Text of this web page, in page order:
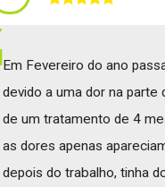
Em Fevereiro do ano
devido a uma dor na parte
de um tratamento de 4
as dores apenas
depois do trabalho, tinha